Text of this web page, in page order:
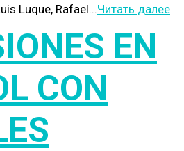
Luque, Rafael...Читать далее
EN
CON